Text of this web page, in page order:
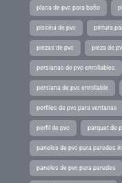
placa de pvc para baño
piscina de pvc pintura
piezas de pvc pieza de
persianas de pvc enrollables
persiana de pvc enrollable
perfiles de pvc para ventanas
perfil de pvc parquet de
paneles de pvc para paredes
paneles de pvc para paredes